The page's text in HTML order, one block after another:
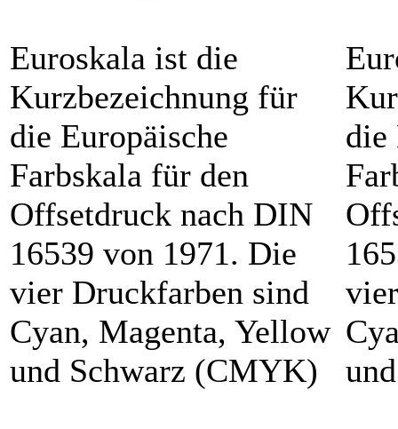
Euroskala ist die
Kurzbezeichnung für
die Europäische
Farbskala für den
Offsetdruck nach DIN
16539 von 1971. Die
vier Druckfarben sind
Cyan, Magenta, Yellow
und Schwarz (CMYK)
die